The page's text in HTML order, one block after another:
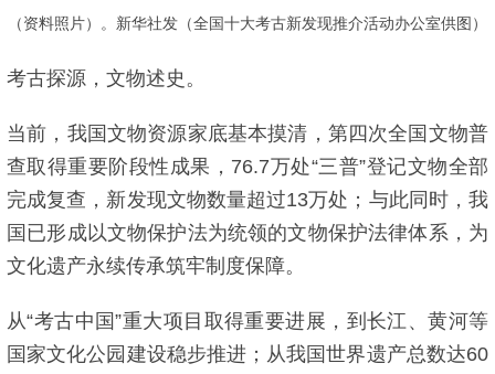
（资料照片）。新华社发（全国十大考古新发现推介活动办公室供图）
考古探源，文物述史。
当前，我国文物资源家底基本摸清，第四次全国文物普
查取得重要阶段性成果，76.7万处“三普”登记文物全部
完成复查，新发现文物数量超过13万处；与此同时，我
国已形成以文物保护法为统领的文物保护法律体系，为
文化遗产永续传承筑牢制度保障。
从“考古中国”重大项目取得重要进展，到长江、黄河等
国家文化公园建设稳步推进；从我国世界遗产总数达60